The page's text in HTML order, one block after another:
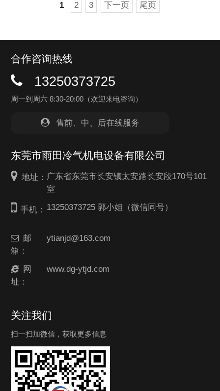
1 2 3 下一页 尾页
合作咨询热线
13250373725
周一到周六 8:30-20:00（欢迎来电咨询）
售前、中、后在线服务
东莞市雨田冷气机电设备有限公司
地址： 广东省东莞市长安镇太安路长安段170号101
室
手机： 13250373725 郭小姐（微信同号）
邮
箱：
ytianjd@163.com
网
址：
www.dg-ytjd.com
关注我们
扫一扫加微信，获取更多信息